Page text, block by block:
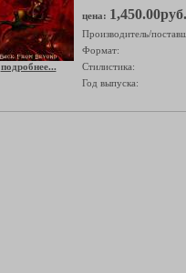
подробнее...
цена: 1,450.00руб.
Производитель/
Формат:
Стилистика:
Год выпуска: